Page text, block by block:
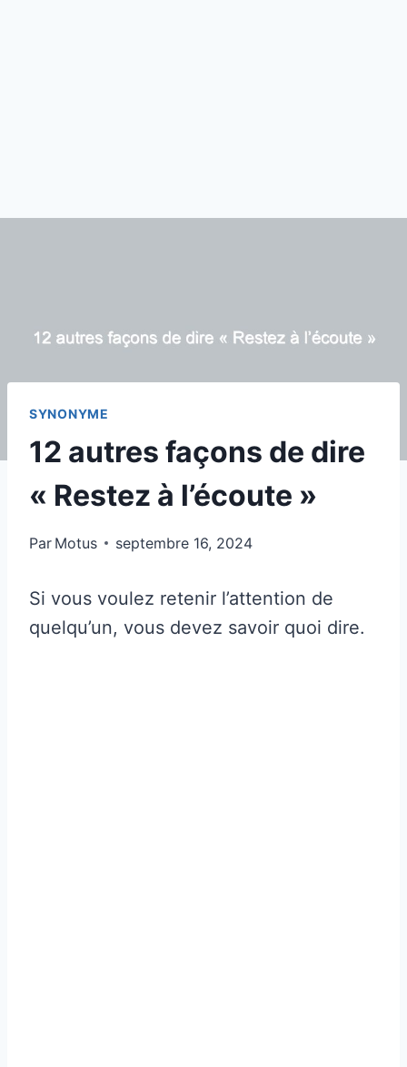
SYNONYME
12 autres façons de dire
« Restez à l’écoute »
Par Motus septembre 16, 2024
Si vous voulez retenir l’attention de
quelqu’un, vous devez savoir quoi dire.